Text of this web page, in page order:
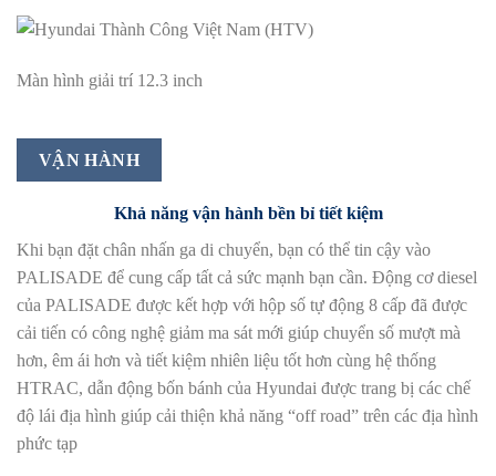
Màn hình giải trí 12.3 inch
VẬN HÀNH
Khả năng vận hành bền bỉ tiết kiệm
Khi bạn đặt chân nhấn ga di chuyển, bạn có thể tin cậy vào
PALISADE để cung cấp tất cả sức mạnh bạn cần. Động cơ diesel
của PALISADE được kết hợp với hộp số tự động 8 cấp đã được
cải tiến có công nghệ giảm ma sát mới giúp chuyển số mượt mà
hơn, êm ái hơn và tiết kiệm nhiên liệu tốt hơn cùng hệ thống
HTRAC, dẫn động bốn bánh của Hyundai được trang bị các chế
độ lái địa hình giúp cải thiện khả năng “off road” trên các địa hình
phức tạp